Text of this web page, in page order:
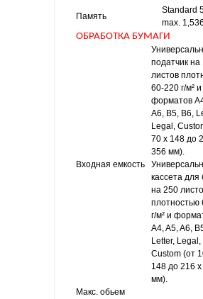
Память
Standard
max.
ОБРАБОТКА БУМАГИ
Входная емкость
податчик на
листов
60-220 г/м² и
форматов
A6, B5, B6,
Legal,
70 x 148 до
356 мм).
кассета для
на 250
плотностью
г/м² и
A4, A5, A6,
Letter, Legal,
Custom (от
148 до 216 x
мм).
Макс. обьем